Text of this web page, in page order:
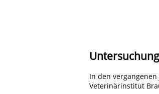
In den
Veterinärinstitut